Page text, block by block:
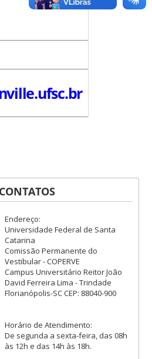
CONTATOS
Endereço:
Universidade Federal de Santa
Catarina
Comissão Permanente do
Vestibular - COPERVE
Campus Universitário Reitor João
David Ferreira Lima - Trindade
Florianópolis-SC CEP: 88040-900
Horário de Atendimento:
De segunda a sexta-feira, das 08h
às 12h e das 14h às 18h.